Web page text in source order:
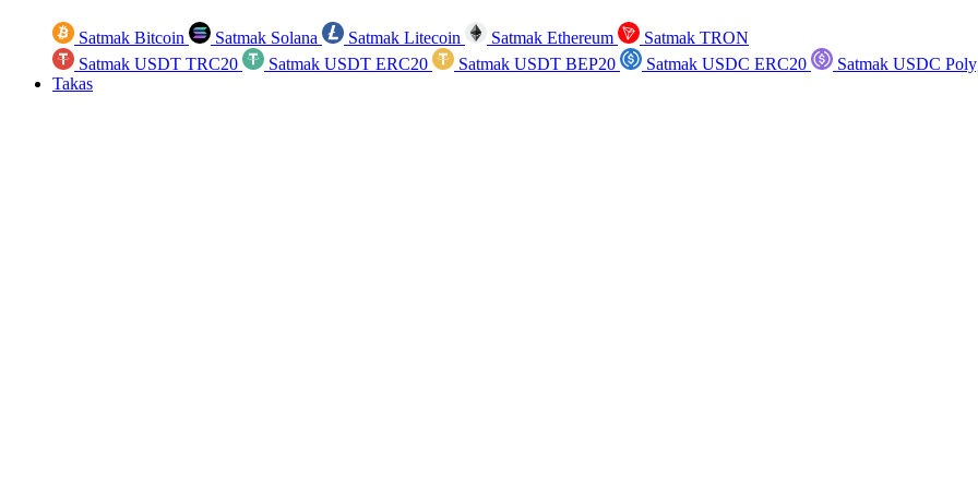
Satmak Bitcoin Satmak Solana Satmak Litecoin Satmak Ethereum
Satmak TRON
Satmak USDT TRC20
Satmak USDT ERC20 Satmak USDT BEP20 Satmak USDC ERC20
Satmak USDC
Takas